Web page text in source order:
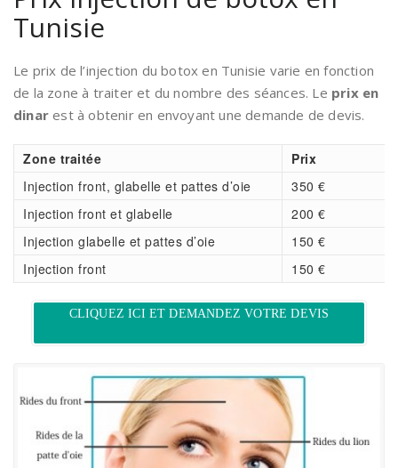
Tunisie
Le prix de l’injection du botox en Tunisie varie en fonction
de la zone à traiter et du nombre des séances. Le prix en
dinar est à obtenir en envoyant une demande de devis.
Zone traitée
Prix
Injection front, glabelle et pattes d’oie
350 €
Injection front et glabelle
200 €
Injection glabelle et pattes d’oie
150 €
Injection front
150 €
CLIQUEZ ICI ET DEMANDEZ VOTRE DEVIS